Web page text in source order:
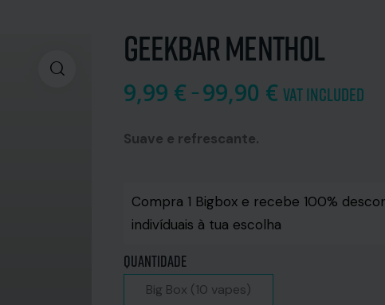
Geekbar Menthol
9,99 €–99,90 €VAT included
Suave e refrescante.
Compra 1 Bigbox e recebe 100%
indivíduais à tua escolha
Quantidade
Big Box (10 vapes)